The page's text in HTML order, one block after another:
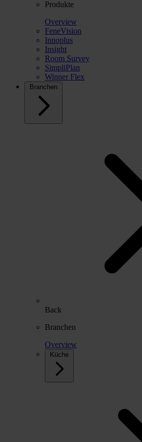
Produkte
Overview
FeneVision
Innoplus
Insight
Room Survey
SimpliPlan
Winner Flex
Branchen
Back
Branchen
Overview
Küche